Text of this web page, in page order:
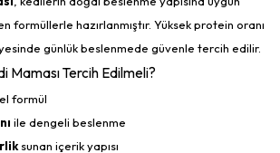
formüllerle hazırlanmıştır. Yüksek protein oranı
günlük beslenmede güvenle tercih edilir.
Maması Tercih Edilmeli?
formül
ile dengeli beslenme
sunan içerik yapısı